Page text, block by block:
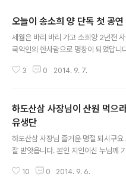
오늘이 송소희 양 단독 첫 공
세월은 바리 바리 가고 소희양 2년전
국악인의 한사람으로 명창이 되었답니
다도 국악 문화를 대중화 시키고.... 본인
그 첫 문을 열고.... 많은 지인님들과 그
시대에 소리꾼으로써.... 대성 하길 기원
9월 7일 이곳 티스토리 방에 몇글자 남
아자 소희양 힘네세요.. 산원 아저씨가.^^
3 0 2014. 9. 7.
하도산삼 사장님이 산원 먹으
유생단
하도산삼 사장님 즐거운 명절 되시구
잘 받앗읍니다. 본인 지인이신 누님께
10 0 2014. 9. 6.